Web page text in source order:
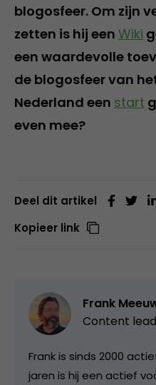
blogosfeer. Om zijn
zetten is hij een Wiki
een waardevolle
de blogosfeer van
Nederland een start
even mee?
Deel dit artikel
Kopieer link
Frank
Content
Frank is sinds 2000
jaren is hij een actief